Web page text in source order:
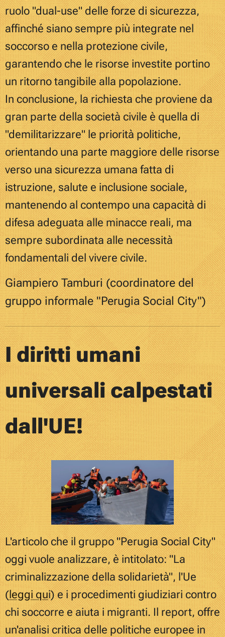
ruolo "dual-use" delle forze di sicurezza,
affinché siano sempre più integrate nel
soccorso e nella protezione civile,
garantendo che le risorse investite portino
un ritorno tangibile alla popolazione.
In conclusione, la richiesta che proviene da
gran parte della società civile è quella di
"demilitarizzare" le priorità politiche,
orientando una parte maggiore delle risorse
verso una sicurezza umana fatta di
istruzione, salute e inclusione sociale,
mantenendo al contempo una capacità di
difesa adeguata alle minacce reali, ma
sempre subordinata alle necessità
fondamentali del vivere civile.
Giampiero Tamburi (coordinatore del
gruppo informale "Perugia Social City")
I diritti umani
universalicalpestati
dall'UE!
L'articoloche il gruppo "Perugia Social City"
oggi vuole analizzare, èintitolato: "La
criminalizzazione della solidarietà", l'Ue
(leggi qui)e i procedimenti giudiziari contro
chi soccorre e aiuta i migranti. Il report, offre
un'analisi critica delle politiche europee in